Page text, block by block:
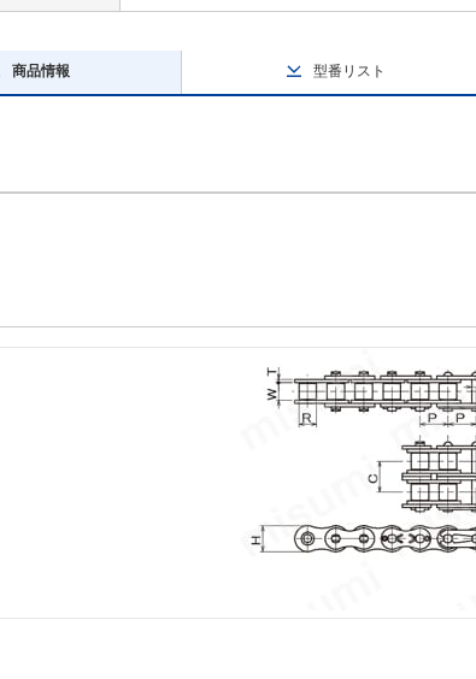
商品情報 型番リスト